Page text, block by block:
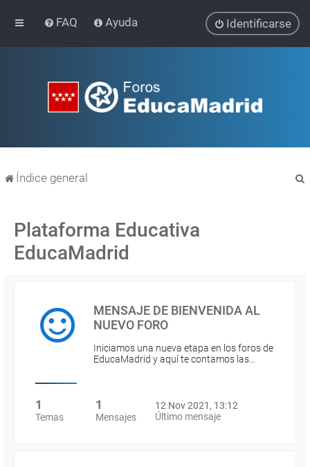
FAQ Ayuda Identificarse
Índice general
Plataforma Educativa
EducaMadrid
MENSAJE DE BIENVENIDA AL
NUEVO FORO
Iniciamos una nueva etapa en los foros de
EducaMadrid y aquí te contamos las…
1
Temas
1
Mensajes
12 Nov 2021, 13:12
Último mensaje